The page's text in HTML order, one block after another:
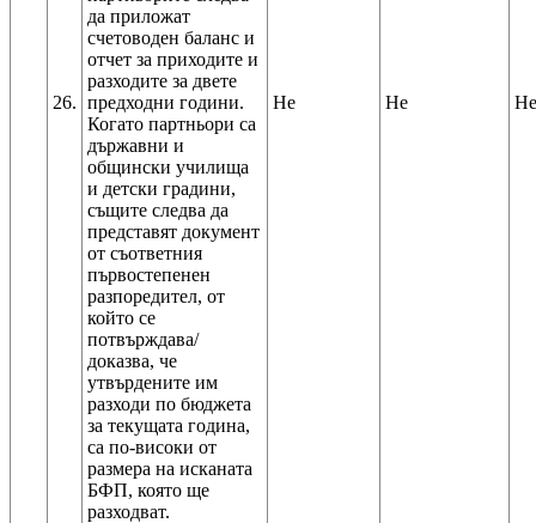
26.
да приложат
счетоводен баланс и
отчет за приходите и
разходите за двете
предходни години.
Когато партньори са
държавни и
общински училища
и детски градини,
същите следва да
представят документ
от съответния
първостепенен
разпоредител, от
който се
потвърждава/
доказва, че
утвърдените им
разходи по бюджета
за текущата година,
са по-високи от
размера на исканата
БФП, която ще
разходват.
Не Не Не